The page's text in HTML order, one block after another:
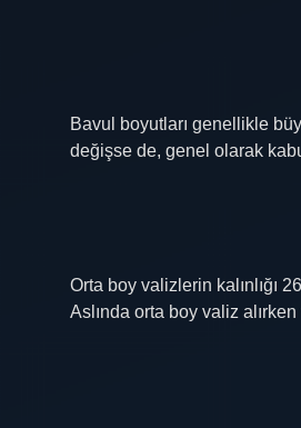
Bavul boyutları genellikle
değişse de, genel olarak
Orta boy valizlerin kalınlığı
Aslında orta boy valiz